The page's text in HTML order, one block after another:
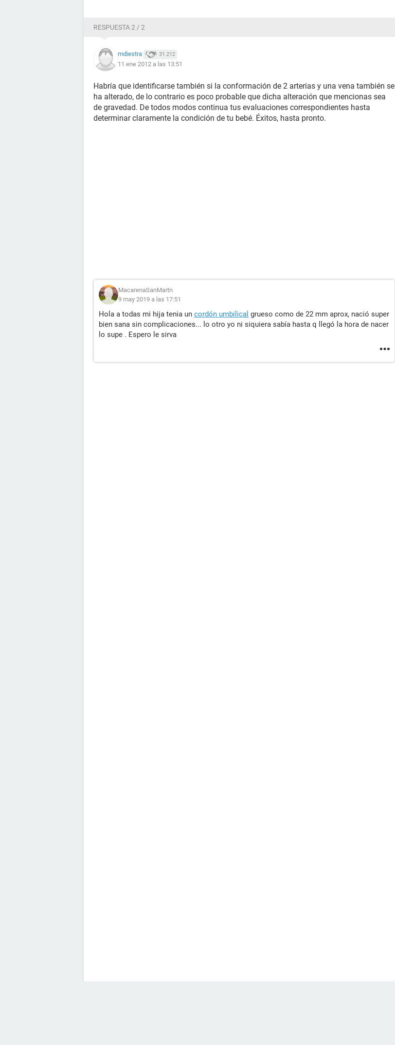
RESPUESTA 2 / 2
mdiestra 31.212
11 ene 2012 a las 13:51
Habría que identificarse también si la conformación de 2 arterias y una vena también se
ha alterado, de lo contrario es poco probable que dicha alteración que mencionas sea
de gravedad. De todos modos continua tus evaluaciones correspondientes hasta
determinar claramente la condición de tu bebé. Éxitos, hasta pronto.
MacarenaSanMartn
9 may 2019 a las 17:51
Hola a todas mi hija tenia un cordón umbilical grueso como de 22 mm aprox, nació super
bien sana sin complicaciones... lo otro yo ni siquiera sabía hasta q llegó la hora de nacer
lo supe . Espero le sirva